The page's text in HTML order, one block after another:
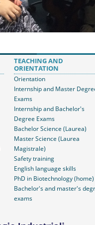
TEACHING AND
ORIENTATION
Orientation
Internship and Master
Exams
Internship and Bachelor's
Degree Exams
Bachelor Science (Laurea)
Master Science (Laurea
Magistrale)
Safety training
English language skills
PhD in Biotechnology (home)
Bachelor's and master's
exams